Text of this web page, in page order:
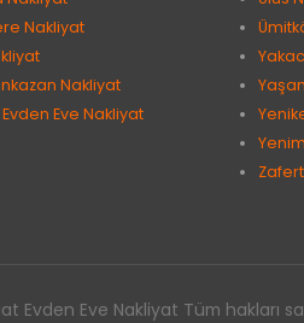
Nakliyat
Nakliyat
Eve Nakliyat
Eve Nakliyat Tüm hakları